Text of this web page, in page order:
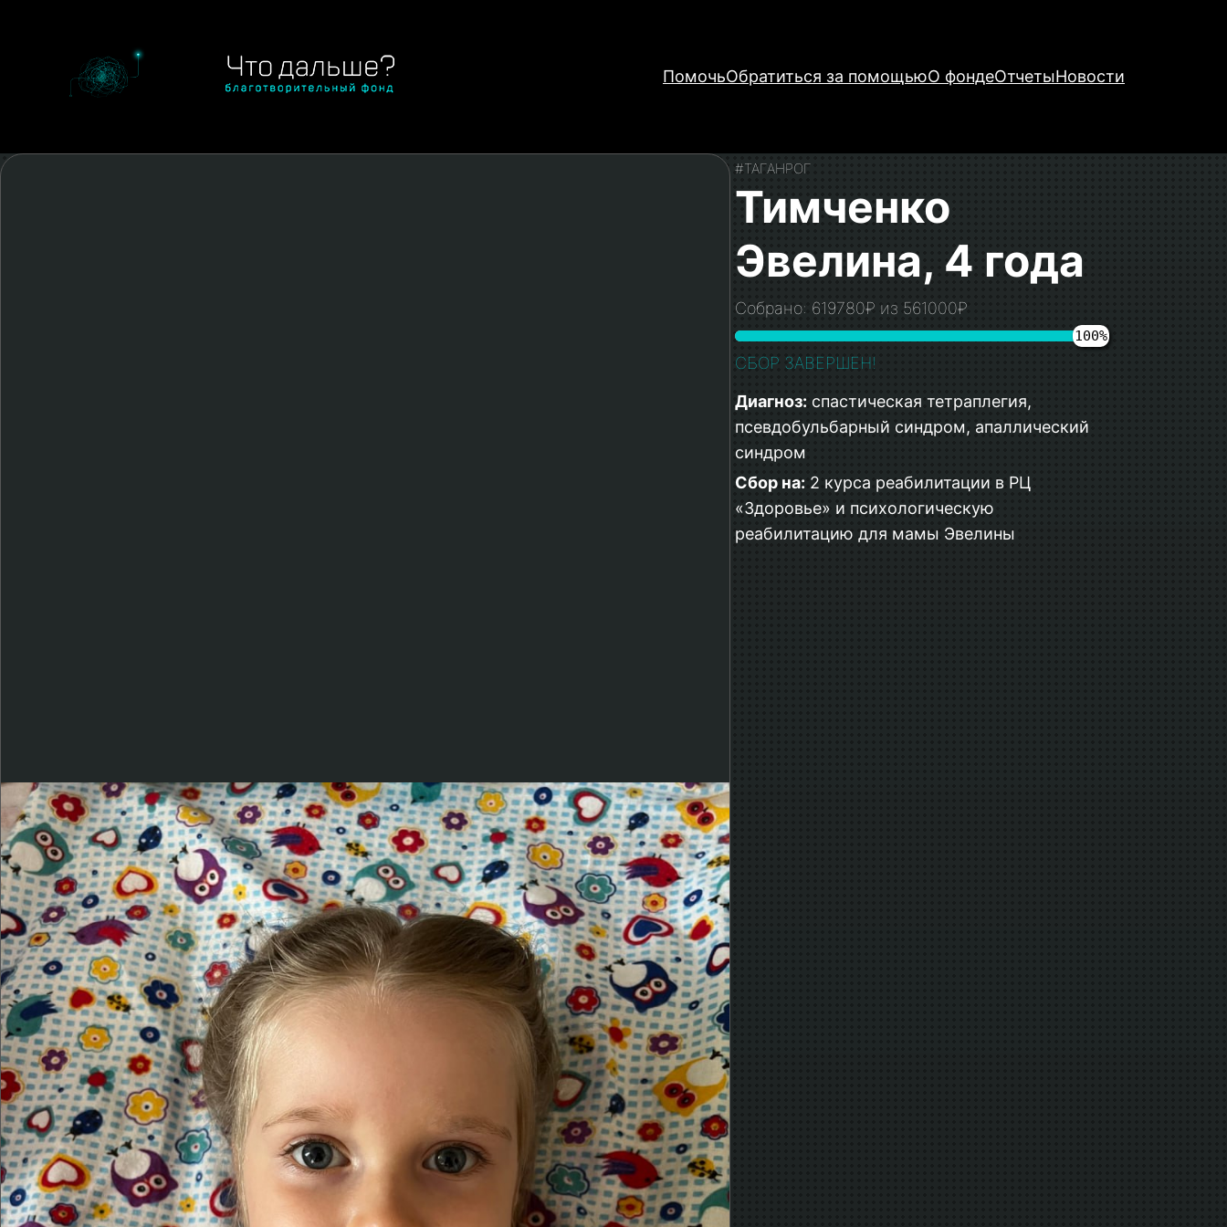
ПомочьОбратиться за помощьюО фондеОтчетыНовости
#ТАГАНРОГ
Тимченко
Эвелина, 4 года
Собрано: 619780₽ из 561000₽
100%
СБОР ЗАВЕРШЕН!
Диагноз: спастическая тетраплегия,
псевдобульбарный синдром, апаллический
синдром
Сбор на: 2 курса реабилитации в РЦ
«Здоровье» и психологическую
реабилитацию для мамы Эвелины